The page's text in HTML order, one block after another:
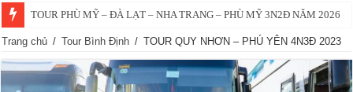
TOUR PHÙ MỸ – ĐÀ LẠT – NHA TRANG – PHÙ MỸ 3N2Đ NĂM 2026
VĨNH THẠNH – ĐÀ LẠT – NHA TRANG – VĨNH THẠNH 3N2Đ – 2025
Trang chủ / Tour Bình Định / TOUR QUY NHƠN – PHÚ YÊN 4N3Đ 2023